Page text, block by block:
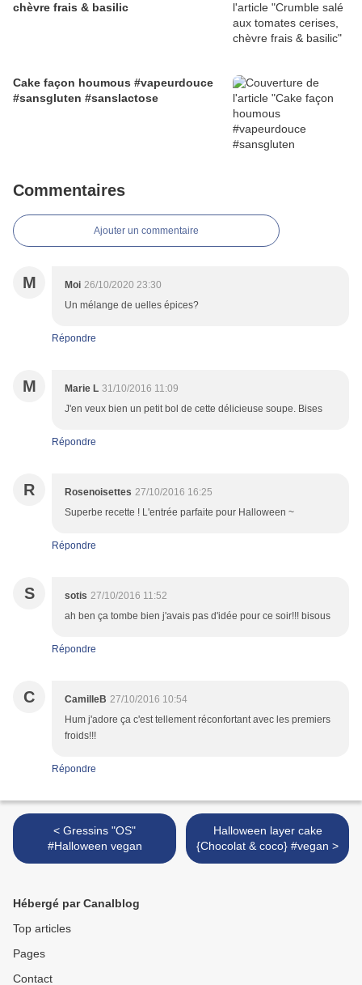
chèvre frais & basilic
Cake façon houmous #vapeurdouce
#sansgluten #sanslactose
Commentaires
Ajouter un commentaire
M Moi 26/10/2020 23:30
Un mélange de uelles épices?
Répondre
M Marie L 31/10/2016 11:09
J'en veux bien un petit bol de cette délicieuse soupe. Bises
Répondre
R Rosenoisettes 27/10/2016 16:25
Superbe recette ! L'entrée parfaite pour Halloween ~
Répondre
S sotis 27/10/2016 11:52
ah ben ça tombe bien j'avais pas d'idée pour ce soir!!! bisous
Répondre
C CamilleB 27/10/2016 10:54
Hum j'adore ça c'est tellement réconfortant avec les premiers
froids!!!
Répondre
< Gressins "OS"
#Halloween vegan
Halloween layer cake
{Chocolat & coco} #vegan >
Hébergé par Canalblog
Top articles
Pages
Contact